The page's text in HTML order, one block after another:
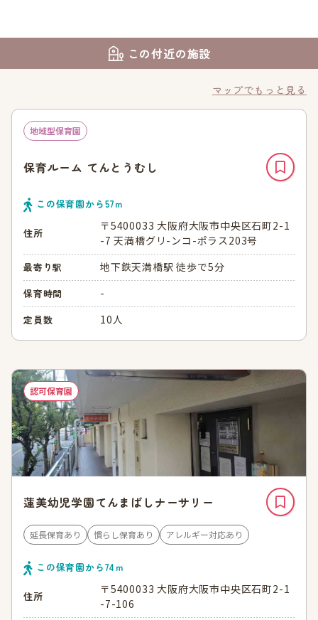
この付近の施設
マップでもっと見る
地域型保育園
保育ルーム てんとうむし
この保育園から57ｍ
住所
〒5400033 大阪府大阪市中央区石町2-1
-7 天満橋グリ-ンコ-ポラス203号
最寄り駅 地下鉄天満橋駅 徒歩で5分
保育時間 -
定員数 10人
認可保育園
蓮美幼児学園てんまばしナーサリー
延長保育あり 慣らし保育あり アレルギー対応あり
この保育園から74 ｍ
住所
〒5400033 大阪府大阪市中央区石町2-1
-7-106